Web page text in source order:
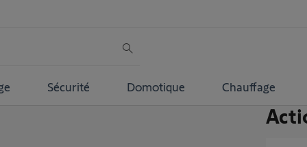
Sécurité Domotique Chauffage